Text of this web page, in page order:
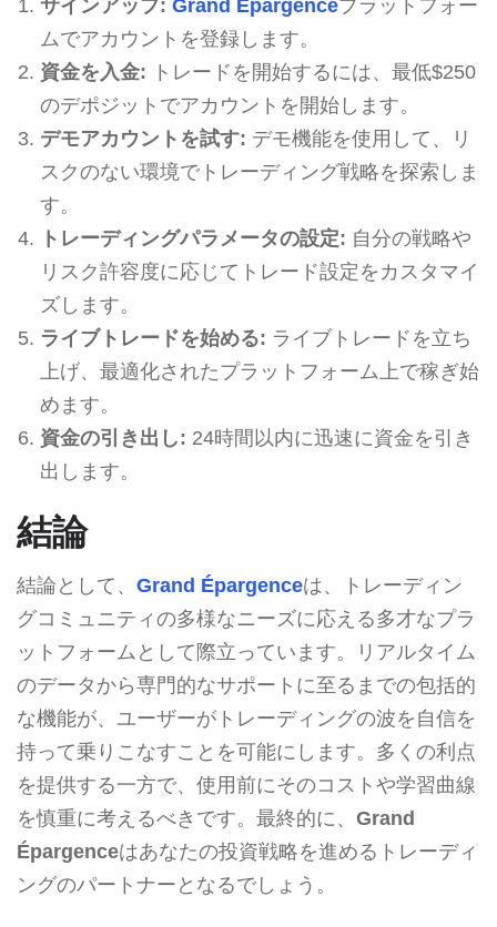
サインアップ: Grand Épargenceプラットフォー
ムでアカウントを登録します。
資金を入金: トレードを開始するには、最低$250
のデポジットでアカウントを開始します。
デモアカウントを試す: デモ機能を使用して、リ
スクのない環境でトレーディング戦略を探索しま
す。
トレーディングパラメータの設定: 自分の戦略や
リスク許容度に応じてトレード設定をカスタマイ
ズします。
ライブトレードを始める: ライブトレードを立ち
上げ、最適化されたプラットフォーム上で稼ぎ始
めます。
資金の引き出し: 24時間以内に迅速に資金を引き
出します。
結論
結論として、 Grand Épargenceは、トレーディン
グコミュニティの多様なニーズに応える多才なプラ
ットフォームとして際立っています。リアルタイム
のデータから専門的なサポートに至るまでの包括的
な機能が、ユーザーがトレーディングの波を自信を
持って乗りこなすことを可能にします。多くの利点
を提供する一方で、使用前にそのコストや学習曲線
を慎重に考えるべきです。最終的に、 Grand
Épargenceはあなたの投資戦略を進めるトレーディ
ングのパートナーとなるでしょう。